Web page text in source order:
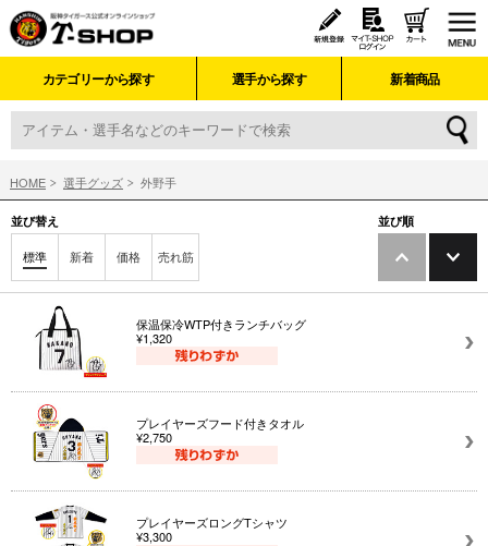
カテゴリーから探す 選手から探す 新着商品
HOME 選手グッズ 外野手
並び替え
標準 新着 価格 売れ筋
並び順
保温保冷WTP付きランチバッグ
¥1,320
プレイヤーズフード付きタオル
¥2,750
プレイヤーズロングTシャツ
¥3,300